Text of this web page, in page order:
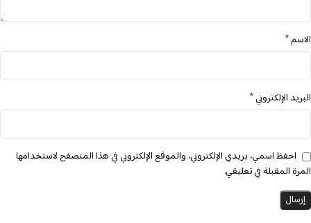
الاسم*
البريد الإلكتروني*
احفظ اسمي، بريدي الإلكتروني، والموقع الإلكتروني في هذا المتصفح لاستخدامها
المرة المقبلة في تعليقي.